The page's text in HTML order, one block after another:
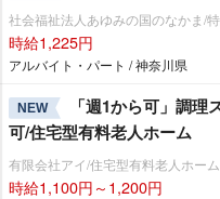
社会福祉法人あゆみの国のなかま/
時給1,225円
アルバイト・パート / 神奈川県
NEW
「週1から可」調
可/住宅型有料老人ホーム
有限会社アイ/住宅型有料老人ホー
時給1,100円～1,200円